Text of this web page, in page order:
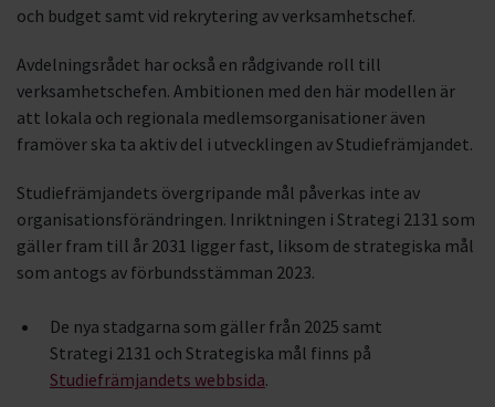
och budget samt vid rekrytering av verksamhetschef.
Avdelningsrådet har också en rådgivande roll till
verksamhetschefen. Ambitionen med den här modellen är
att lokala och regionala medlemsorganisationer även
framöver ska ta aktiv del i utvecklingen av Studiefrämjandet.
Studiefrämjandets övergripande mål påverkas inte av
organisationsförändringen. Inriktningen i Strategi 2131 som
gäller fram till år 2031 ligger fast, liksom de strategiska mål
som antogs av förbundsstämman 2023.
De nya stadgarna som gäller från 2025 samt
Strategi 2131 och Strategiska mål finns på
Studiefrämjandets webbsida.